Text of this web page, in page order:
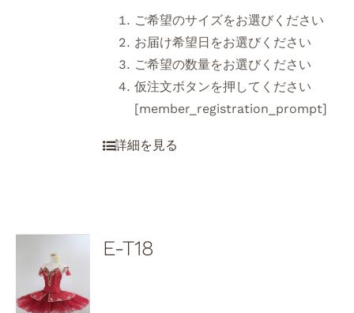
ご希望のサイズをお選びください
お届け希望日をお選びください
ご希望の数量をお選びください
仮注文ボタンを押してください
[member_registration_prompt]
E-T18